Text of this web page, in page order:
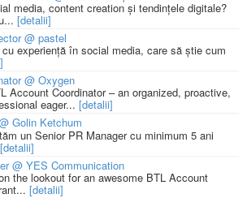
media, content creation și tendințele digitale?
[detalii]
@ pastel
experiență în social media, care să știe cum
@ Oxygen
Account Coordinator – an organized, proactive,
eager... [detalii]
Golin Ketchum
un Senior PR Manager cu minimum 5 ani
[detalii]
@ YES Communication
the lookout for an awesome BTL Account
[detalii]